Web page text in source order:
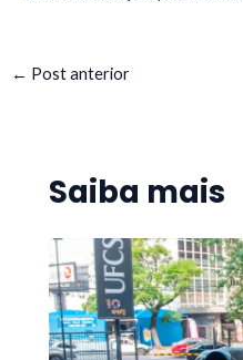
← Post anterior
Saiba mais